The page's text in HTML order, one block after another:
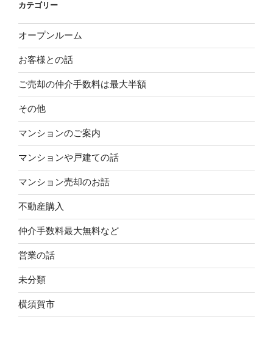
カテゴリー
オープンルーム
お客様との話
ご売却の仲介手数料は最大半額
その他
マンションのご案内
マンションや戸建ての話
マンション売却のお話
不動産購入
仲介手数料最大無料など
営業の話
未分類
横須賀市